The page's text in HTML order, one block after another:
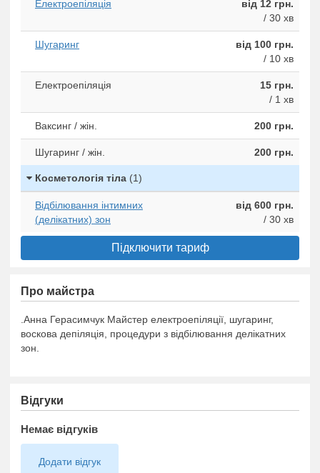
Електроепіляція
від 12 грн.
/ 30 хв
Шугаринг
від 100 грн.
/ 10 хв
Електроепіляція
15 грн.
/ 1 хв
Ваксинг / жін. 200 грн.
Шугаринг / жін. 200 грн.
Косметологія тіла (1)
Відбілювання інтимних
(делікатних) зон
від 600 грн.
/ 30 хв
Підключити тариф
Про майстра
.Анна Герасимчук Майстер електроепіляції, шугаринг,
воскова депіляція, процедури з відбілювання делікатних
зон.
Відгуки
Немає відгуків
Додати відгук